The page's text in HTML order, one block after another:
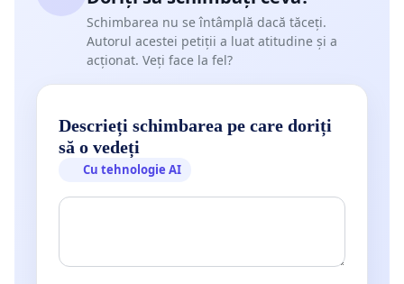
Schimbarea nu se întâmplă dacă tăceți.
Autorul acestei petiții a luat atitudine și a
acționat. Veți face la fel?
Descrieți schimbarea pe care doriți
să o vedeți
Cu tehnologie AI